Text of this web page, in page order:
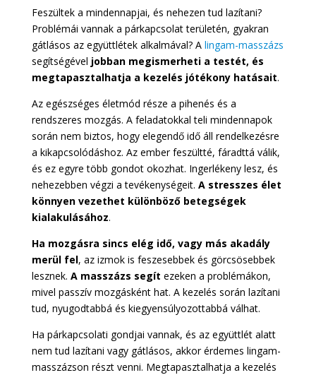
Feszültek a mindennapjai, és nehezen tud lazítani?
Problémái vannak a párkapcsolat területén, gyakran
gátlásos az együttlétek alkalmával? A lingam-masszázs
segítségével jobban megismerheti a testét, és
megtapasztalhatja a kezelés jótékony hatásait.
Az egészséges életmód része a pihenés és a
rendszeres mozgás. A feladatokkal teli mindennapok
során nem biztos, hogy elegendő idő áll rendelkezésre
a kikapcsolódáshoz. Az ember feszültté, fáradttá válik,
és ez egyre több gondot okozhat. Ingerlékeny lesz, és
nehezebben végzi a tevékenységeit. A stresszes élet
könnyen vezethet különböző betegségek
kialakulásához.
Ha mozgásra sincs elég idő, vagy más akadály
merül fel, az izmok is feszesebbek és görcsösebbek
lesznek. A masszázs segít ezeken a problémákon,
mivel passzív mozgásként hat. A kezelés során lazítani
tud, nyugodtabbá és kiegyensúlyozottabbá válhat.
Ha párkapcsolati gondjai vannak, és az együttlét alatt
nem tud lazítani vagy gátlásos, akkor érdemes lingam-
masszázson részt venni. Megtapasztalhatja a kezelés